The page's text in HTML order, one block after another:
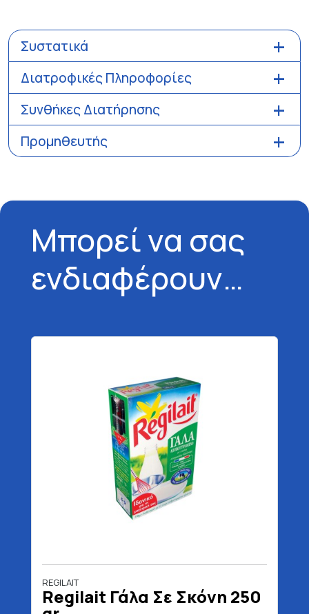
Συστατικά
Διατροφικές Πληροφορίες
Συνθήκες Διατήρησης
Προμηθευτής
Μπορεί να σας
ενδιαφέρουν…
REGILAIT
Regilait Γάλα Σε Σκόνη 250